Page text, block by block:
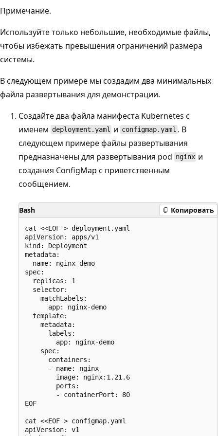
Примечание.
Используйте только небольшие, необходимые файлы,
чтобы избежать превышения ограничений размера
системы.
В следующем примере мы создадим два минимальных
файла развертывания для демонстрации.
Создайте два файла манифеста Kubernetes с
именем deployment.yaml и configmap.yaml . В
следующем примере файлы развертывания
предназначены для развертывания pod nginx и
создания ConfigMap с приветственным
сообщением.
Bash Копировать
cat <<EOF > deployment.yaml
apiVersion: apps/v1
kind: Deployment
metadata:
  name: nginx-demo
spec:
  replicas: 1
  selector:
    matchLabels:
      app: nginx-demo
  template:
    metadata:
      labels:
        app: nginx-demo
    spec:
      containers:
      - name: nginx
        image: nginx:1.21.6
        ports:
        - containerPort: 80
EOF
cat <<EOF > configmap.yaml
apiVersion: v1